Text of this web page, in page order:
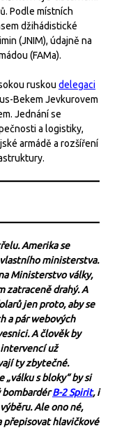
Podle místních
džihádistické
(JNIM), údajně na
(FAMa).
ruskou delegaci
Bekem Jevkurovem
Jednání se
a logistiky,
armádě a rozšíření
Amerika se
ministerstva.
Ministerstvo války,
zatraceně drahý. A
jen proto, aby se
a pár webových
A člověk by
už
ty zbytečné.
s bloky“ by si
bombardérB-2 Spirit, i
Ale ono né,
hlavičkové